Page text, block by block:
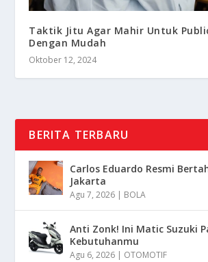
Taktik Jitu Agar Mahir Untuk
Dengan Mudah
Oktober 12, 2024
BERITA TERBARU
Carlos Eduardo Resmi
Jakarta
Agu 7, 2026 | BOLA
Anti Zonk! Ini Matic Suzuki
Kebutuhanmu
Agu 6, 2026 | OTOMOTIF